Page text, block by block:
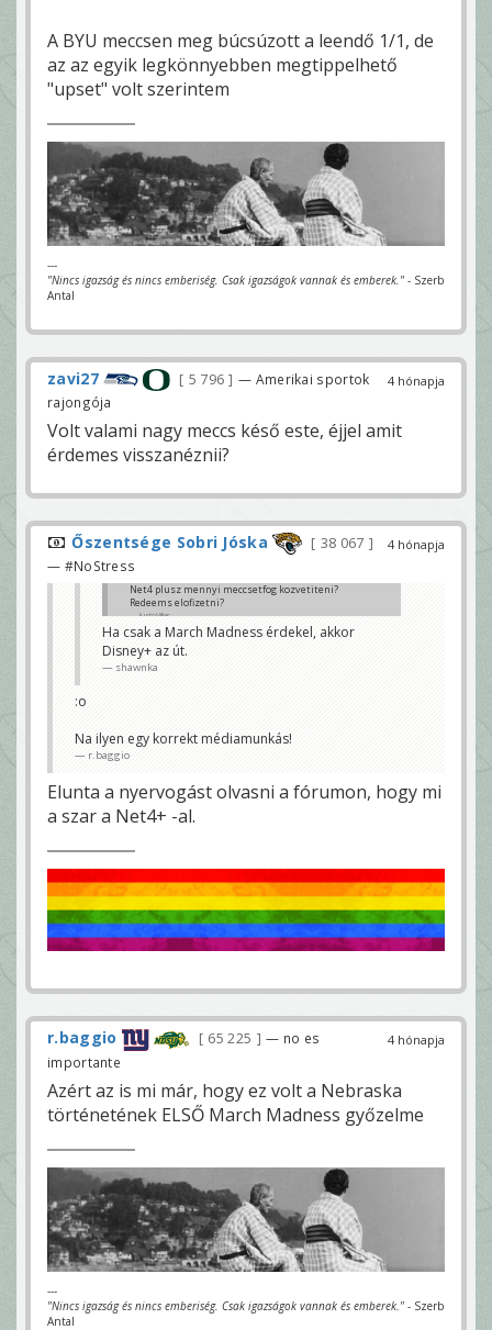
A BYU meccsen meg búcsúzott a leendő 1/1, de
az az egyik legkönnyebben megtippelhető
"upset" volt szerintem
---
"Nincs igazság és nincs emberiség. Csak igazságok vannak és emberek." - Szerb
Antal
4 hónapja
zavi27 5 796
— Amerikai sportok
rajongója
Volt valami nagy meccs késő este, éjjel amit
érdemes visszanéznii?
4 hónapja
Őszentsége Sobri Jóska 38 067
— #NoStress
Net4 plusz mennyi meccsetfog kozvetiteni?
Redeems elofizetni?
JustoVillar
Ha csak a March Madness érdekel, akkor
Disney+ az út.
shawnka
:o
Na ilyen egy korrekt médiamunkás!
r.baggio
Elunta a nyervogást olvasni a fórumon, hogy mi
a szar a Net4+ -al.
4 hónapja
r.baggio 65 225
— no es
importante
Azért az is mi már, hogy ez volt a Nebraska
történetének ELSŐ March Madness győzelme
---
"Nincs igazság és nincs emberiség. Csak igazságok vannak és emberek." - Szerb
Antal